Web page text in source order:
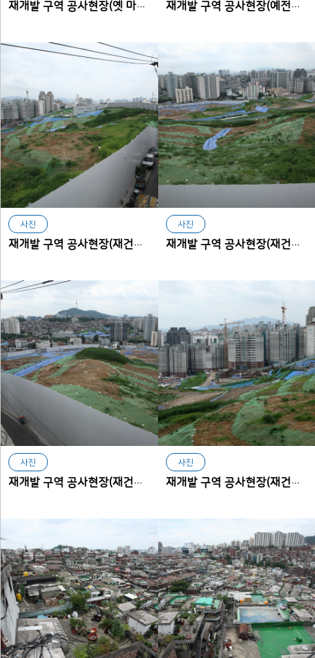
재개발 구역 공사현장(옛 마을버스정류장) 재개발 구역 공사현장(예전에 왼쪽으로 보이는 포크레인 근처에서 살았다던 남자아이)
사진
재개발 구역 공사현장(재건축구역에서 본 아현동)
사진
재개발 구역 공사현장(재건축구역에서 본 아현동)
사진
재개발 구역 공사현장(재건축구역에서 본 아현동)
사진
재개발 구역 공사현장(재건축구역에서 본 아현동)